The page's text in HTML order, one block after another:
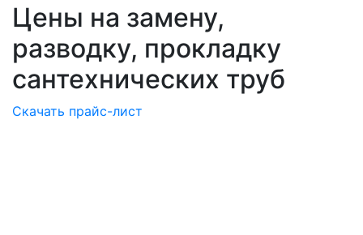
Цены на замену,
разводку, прокладку
сантехнических труб
Скачать прайс-лист